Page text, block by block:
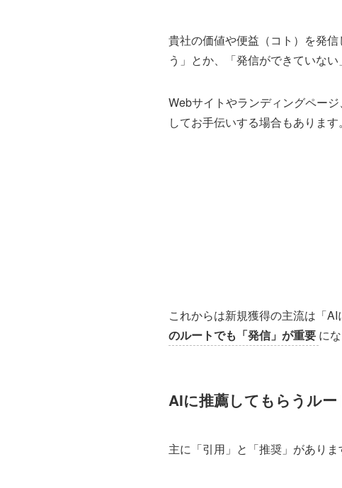
貴社の価値や便益（コト）を発信
う」とか、「発信ができていな
Webサイトやランディングペー
してお手伝いする場合もありま
これからは新規獲得の主流は「
のルートでも「発信」が重要 に
AIに推薦してもらうルー
主に「引用」と「推奨」がありま